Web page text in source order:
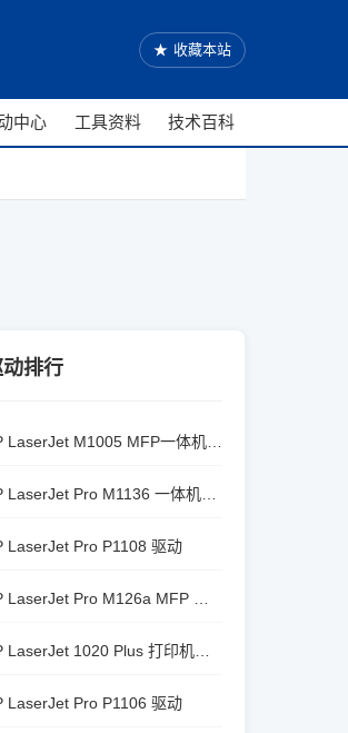
★ 收藏本站
中心 工具资料 技术百科
排行
LaserJet Pro P1108 驱动
LaserJet Pro P1106 驱动